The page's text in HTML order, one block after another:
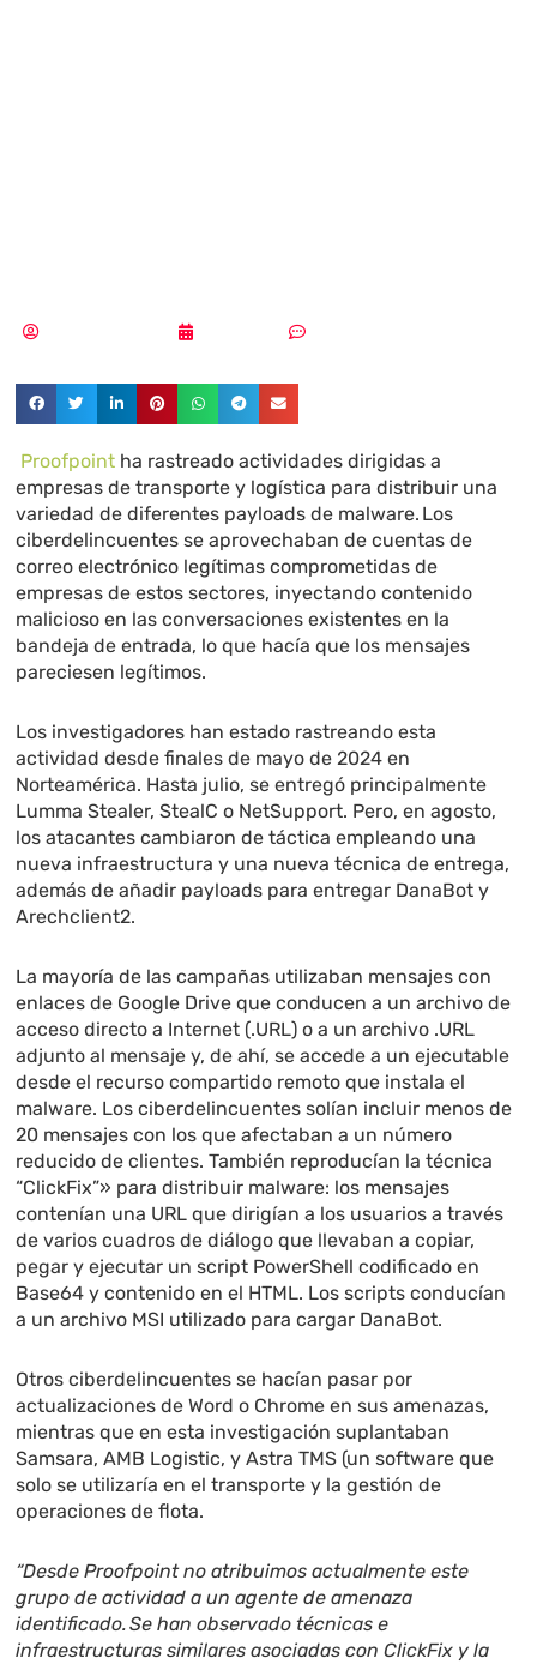
Proofpoint ha rastreado actividades dirigidas a
empresas de transporte y logística para distribuir una
variedad de diferentes payloads de malware. Los
ciberdelincuentes se aprovechaban de cuentas de
correo electrónico legítimas comprometidas de
empresas de estos sectores, inyectando contenido
malicioso en las conversaciones existentes en la
bandeja de entrada, lo que hacía que los mensajes
pareciesen legítimos.
Los investigadores han estado rastreando esta
actividad desde finales de mayo de 2024 en
Norteamérica. Hasta julio, se entregó principalmente
Lumma Stealer, StealC o NetSupport. Pero, en agosto,
los atacantes cambiaron de táctica empleando una
nueva infraestructura y una nueva técnica de entrega,
además de añadir payloads para entregar DanaBot y
Arechclient2.
La mayoría de las campañas utilizaban mensajes con
enlaces de Google Drive que conducen a un archivo de
acceso directo a Internet (.URL) o a un archivo .URL
adjunto al mensaje y, de ahí, se accede a un ejecutable
desde el recurso compartido remoto que instala el
malware. Los ciberdelincuentes solían incluir menos de
20 mensajes con los que afectaban a un número
reducido de clientes. También reproducían la técnica
“ClickFix”» para distribuir malware: los mensajes
contenían una URL que dirigían a los usuarios a través
de varios cuadros de diálogo que llevaban a copiar,
pegar y ejecutar un script PowerShell codificado en
Base64 y contenido en el HTML. Los scripts conducían
a un archivo MSI utilizado para cargar DanaBot.
Otros ciberdelincuentes se hacían pasar por
actualizaciones de Word o Chrome en sus amenazas,
mientras que en esta investigación suplantaban
Samsara, AMB Logistic, y Astra TMS (un software que
solo se utilizaría en el transporte y la gestión de
operaciones de flota.
“Desde Proofpoint no atribuimos actualmente este
grupo de actividad a un agente de amenaza
identificado. Se han observado técnicas e
infraestructuras similares asociadas con ClickFix y la